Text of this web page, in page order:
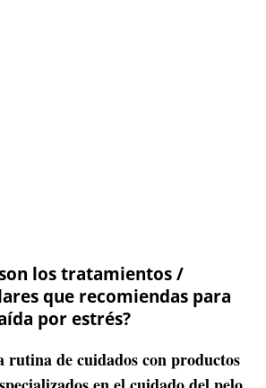
son los tratamientos /
que recomiendas para
por estrés?
de cuidados con productos